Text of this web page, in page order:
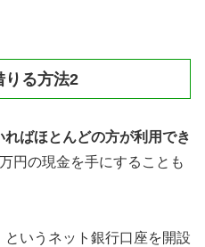
りる方法2
ばほとんどの方が利用でき
円の現金を手にすることも
というネット銀行口座を開設